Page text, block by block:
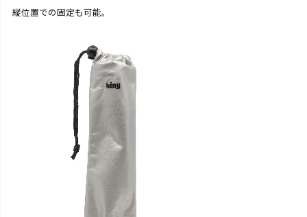
縦位置での固定も可能。